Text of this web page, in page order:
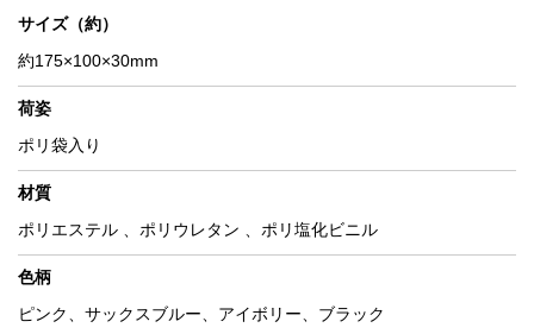
サイズ（約）
約175×100×30mm
荷姿
ポリ袋入り
材質
ポリエステル 、ポリウレタン 、ポリ塩化ビニル
色柄
ピンク、サックスブルー、アイボリー、ブラック